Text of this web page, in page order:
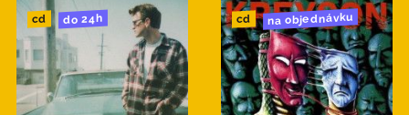
cd do 24h cd na objednávku